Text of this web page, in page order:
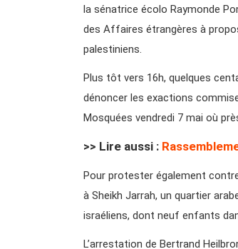
la sénatrice écolo Raymonde
des Affaires étrangères à
palestiniens.
Plus tôt vers 16h, quelques
dénoncer les exactions
Mosquées vendredi 7 mai où
>> Lire aussi :
Pour protester également
à Sheikh Jarrah, un quartier
israéliens, dont neuf enfants
L’arrestation de Bertrand